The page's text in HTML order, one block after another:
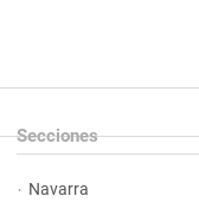
Secciones
Navarra